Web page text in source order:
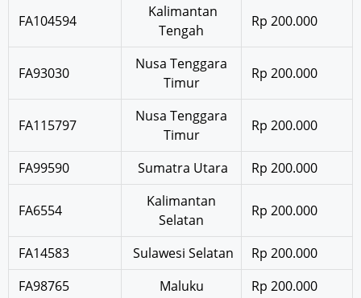
FA104594
Kalimantan
Tengah
Rp 200.000
FA93030
Nusa Tenggara
Timur
Rp 200.000
FA115797
Nusa Tenggara
Timur
Rp 200.000
FA99590 Sumatra Utara Rp 200.000
FA6554
Kalimantan
Selatan
Rp 200.000
FA14583 Sulawesi Selatan
Rp 200.000
FA98765
Maluku Rp 200.000